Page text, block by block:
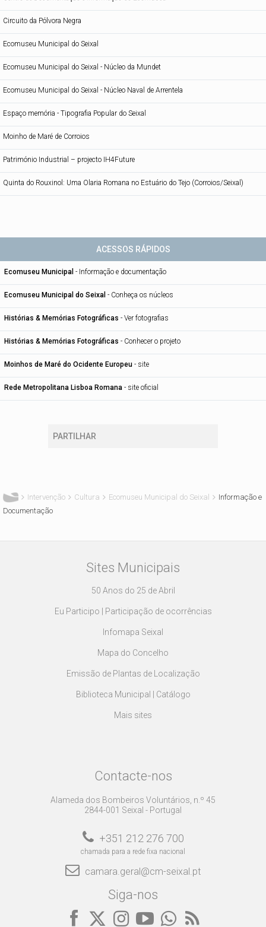
Circuito da Pólvora Negra
Ecomuseu Municipal do Seixal
Ecomuseu Municipal do Seixal - Núcleo da Mundet
Ecomuseu Municipal do Seixal - Núcleo Naval de Arrentela
Espaço memória - Tipografia Popular do Seixal
Moinho de Maré de Corroios
Património Industrial – projecto IH4Future
Quinta do Rouxinol: Uma Olaria Romana no Estuário do Tejo (Corroios/Seixal)
ACESSOS RÁPIDOS
Ecomuseu Municipal - Informação e documentação
Ecomuseu Municipal do Seixal - Conheça os núcleos
Histórias & Memórias Fotográficas - Ver fotografias
Histórias & Memórias Fotográficas - Conhecer o projeto
Moinhos de Maré do Ocidente Europeu - site
Rede Metropolitana Lisboa Romana - site oficial
PARTILHAR
Intervenção Cultura Ecomuseu Municipal do Seixal
Informação e
Documentação
Sites Municipais
50 Anos do 25 de Abril
Eu Participo | Participação de ocorrências
Infomapa Seixal
Mapa do Concelho
Emissão de Plantas de Localização
Biblioteca Municipal | Catálogo
Mais sites
Contacte-nos
Alameda dos Bombeiros Voluntários, n.º 45
2844-001 Seixal - Portugal
+351 212 276 700
chamada para a rede fixa nacional
camara.geral@cm-seixal.pt
Siga-nos